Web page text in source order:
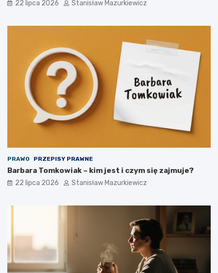
22 lipca 2026 Stanisław Mazurkiewicz
PRAWO PRZEPISY PRAWNE
Barbara Tomkowiak – kim jest i czym się zajmuje?
22 lipca 2026 Stanisław Mazurkiewicz